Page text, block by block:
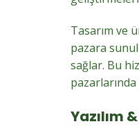
Tasarım ve
pazara
sağlar. Bu
Yazılım